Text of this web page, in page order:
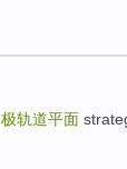
极轨道平面